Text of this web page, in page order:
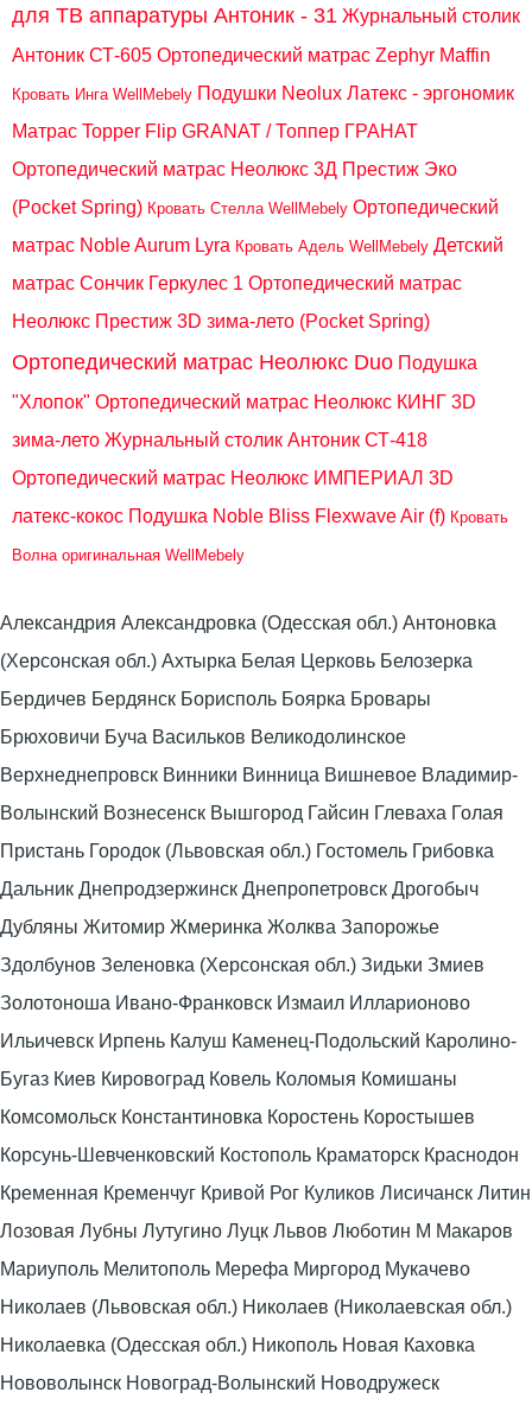
для ТВ аппаратуры Антоник - 31 Журнальный столик
Антоник СТ-605 Ортопедический матрас Zephyr Maffin
Кровать Инга WellMebely Подушки Neolux Латекс - эргономик
Матрас Topper Flip GRANAT / Топпер ГРАНАТ
Ортопедический матрас Неолюкс 3Д Престиж Эко
(Pocket Spring) Кровать Стелла WellMebely Ортопедический
матрас Noble Aurum Lyra Кровать Адель WellMebely Детский
матрас Сончик Геркулес 1 Ортопедический матрас
Неолюкс Престиж 3D зима-лето (Pocket Spring)
Ортопедический матрас Неолюкс Duo Подушка
"Хлопок" Ортопедический матрас Неолюкс КИНГ 3D
зима-лето Журнальный столик Антоник СТ-418
Ортопедический матрас Неолюкс ИМПЕРИАЛ 3D
латекс-кокос Подушка Noble Bliss Flexwave Air (f) Кровать
Волна оригинальная WellMebely
Александрия Александровка (Одесская обл.) Антоновка
(Херсонская обл.) Ахтырка Белая Церковь Белозерка
Бердичев Бердянск Борисполь Боярка Бровары
Брюховичи Буча Васильков Великодолинское
Верхнеднепровск Винники Винница Вишневое Владимир-
Волынский Вознесенск Вышгород Гайсин Глеваха Голая
Пристань Городок (Львовская обл.) Гостомель Грибовка
Дальник Днепродзержинск Днепропетровск Дрогобыч
Дубляны Житомир Жмеринка Жолква Запорожье
Здолбунов Зеленовка (Херсонская обл.) Зидьки Змиев
Золотоноша Ивано-Франковск Измаил Илларионово
Ильичевск Ирпень Калуш Каменец-Подольский Каролино-
Бугаз Киев Кировоград Ковель Коломыя Комишаны
Комсомольск Константиновка Коростень Коростышев
Корсунь-Шевченковский Костополь Краматорск Краснодон
Кременная Кременчуг Кривой Рог Куликов Лисичанск Литин
Лозовая Лубны Лутугино Луцк Львов Люботин М Макаров
Мариуполь Мелитополь Мерефа Миргород Мукачево
Николаев (Львовская обл.) Николаев (Николаевская обл.)
Николаевка (Одесская обл.) Никополь Новая Каховка
Нововолынск Новоград-Волынский Новодружеск